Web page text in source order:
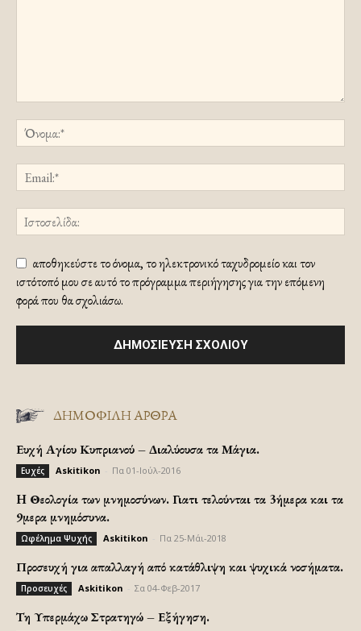
αποθηκεύστε το όνομα, το ηλεκτρονικό ταχυδρομείο και τον
ιστότοπό μου σε αυτό το πρόγραμμα περιήγησης για την επόμενη
φορά που θα σχολιάσω.
ΔΗΜΟΦΙΛΗ ΑΡΘΡΑ
Ευχή Αγίου Κυπριανού – Διαλύουσα τα Μάγια.
Ευχές Askitikon Πα 01-Ιούλ-2016
H Θεολογία των μνημοσύνων. Γιατι τελούνται τα 3ήμερα και τα
9μερα μνημόσυνα.
Ωφέλημα Ψυχής Askitikon Πα 25-Μάι-2018
Προσευχή για απαλλαγή από κατάθλιψη και ψυχικά νοσήματα.
Προσευχές Askitikon Σα 04-Φεβ-2017
Τη Υπερμάχω Στρατηγώ – Εξήγηση.